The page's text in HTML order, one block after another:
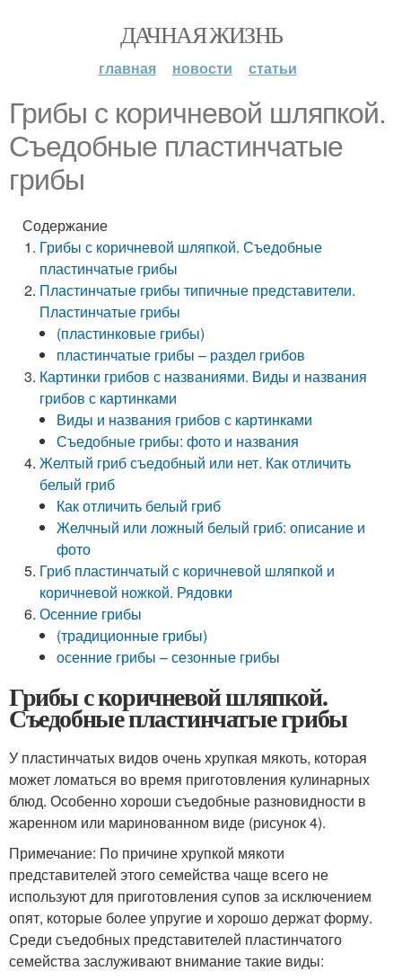
ДАЧНАЯ ЖИЗНЬ
главная новости статьи
Грибы с коричневой шляпкой.
Съедобные пластинчатые
грибы
Содержание
Грибы с коричневой шляпкой. Съедобные
пластинчатые грибы
Пластинчатые грибы типичные представители.
Пластинчатые грибы
(пластинковые грибы)
пластинчатые грибы – раздел грибов
Картинки грибов с названиями. Виды и названия
грибов с картинками
Виды и названия грибов с картинками
Съедобные грибы: фото и названия
Желтый гриб съедобный или нет. Как отличить
белый гриб
Как отличить белый гриб
Желчный или ложный белый гриб: описание и
фото
Гриб пластинчатый с коричневой шляпкой и
коричневой ножкой. Рядовки
Осенние грибы
(традиционные грибы)
осенние грибы – сезонные грибы
Грибы с коричневой шляпкой.
Съедобные пластинчатые грибы
У пластинчатых видов очень хрупкая мякоть, которая
может ломаться во время приготовления кулинарных
блюд. Особенно хороши съедобные разновидности в
жаренном или маринованном виде (рисунок 4).
Примечание: По причине хрупкой мякоти
представителей этого семейства чаще всего не
используют для приготовления супов за исключением
опят, которые более упругие и хорошо держат форму.
Среди съедобных представителей пластинчатого
семейства заслуживают внимание такие виды: